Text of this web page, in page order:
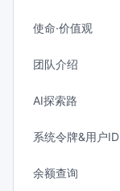
使命·价值观
团队介绍
AI探索路
系统令牌&用户ID
余额查询